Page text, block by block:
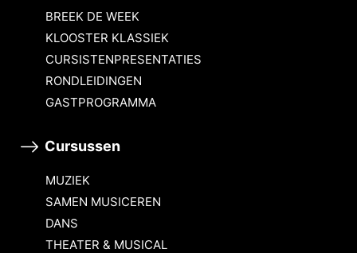
BREEK DE WEEK
KLOOSTER KLASSIEK
CURSISTENPRESENTATIES
RONDLEIDINGEN
GASTPROGRAMMA
Cursussen
MUZIEK
SAMEN MUSICEREN
DANS
THEATER & MUSICAL